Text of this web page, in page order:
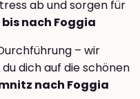
ab und sorgen für
nach Foggia
– wir
dich auf die schönen
nach Foggia